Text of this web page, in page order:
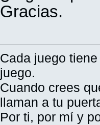
Gracias.
Cada juego
juego.
Cuando crees
llaman a tu
Por ti, por mí y